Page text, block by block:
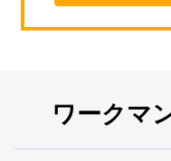
ワークマ